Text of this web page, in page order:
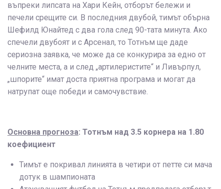
въпреки липсата на Хари Кейн, отборът бележи и
печели срещите си. В последния двубой, тимът обърна
Шефилд Юнайтед с два гола след 90-тата минута. Ако
спечели двубоят и с Арсенал, то Тотнъм ще даде
сериозна заявка, че може да се конкурира за едно от
челните места, а и след „артилеристите“ и Ливърпул,
„шпорите“ имат доста приятна програма и могат да
натрупат още победи и самочувствие.
Основна прогноза: Тотнъм над 3.5 корнера на 1.80
коефициент
Тимът е покривал линията в четири от петте си мача
дотук в шампионата